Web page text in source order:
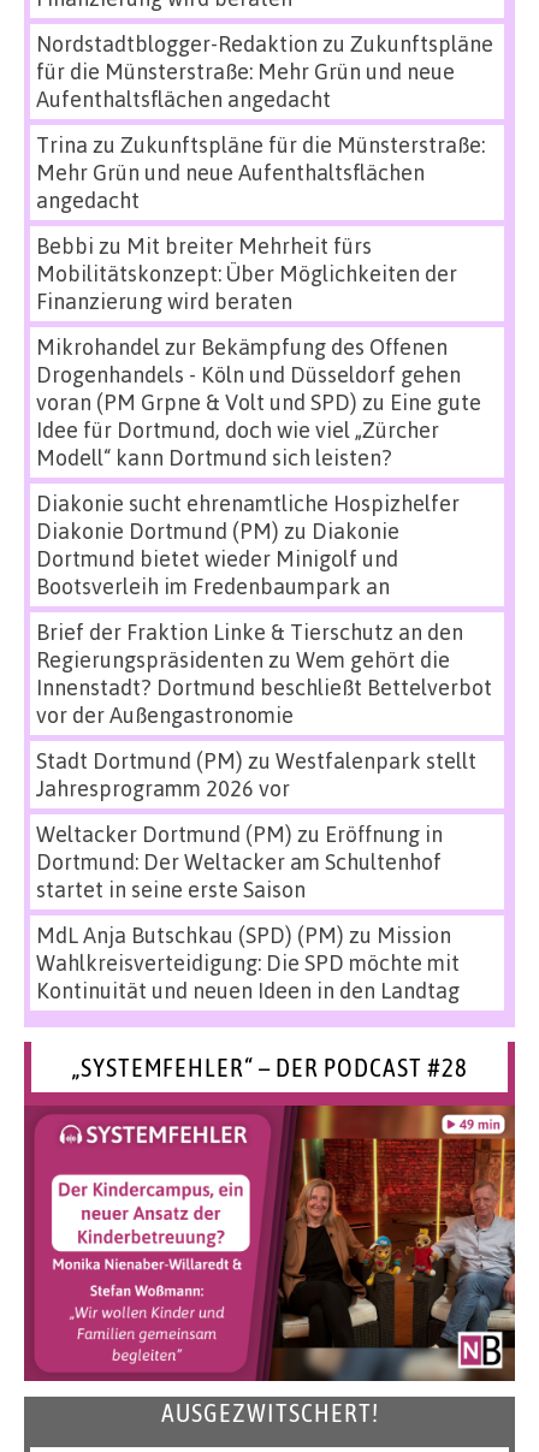
Nordstadtblogger-Redaktion zu Zukunftspläne
für die Münsterstraße: Mehr Grün und neue
Aufenthaltsflächen angedacht
Trina zu Zukunftspläne für die Münsterstraße:
Mehr Grün und neue Aufenthaltsflächen
angedacht
Bebbi zu Mit breiter Mehrheit fürs
Mobilitätskonzept: Über Möglichkeiten der
Finanzierung wird beraten
Mikrohandel zur Bekämpfung des Offenen
Drogenhandels - Köln und Düsseldorf gehen
voran (PM Grpne & Volt und SPD) zu Eine gute
Idee für Dortmund, doch wie viel „Zürcher
Modell“ kann Dortmund sich leisten?
Diakonie sucht ehrenamtliche Hospizhelfer
Diakonie Dortmund (PM) zu Diakonie
Dortmund bietet wieder Minigolf und
Bootsverleih im Fredenbaumpark an
Brief der Fraktion Linke & Tierschutz an den
Regierungspräsidenten zu Wem gehört die
Innenstadt? Dortmund beschließt Bettelverbot
vor der Außengastronomie
Stadt Dortmund (PM) zu Westfalenpark stellt
Jahresprogramm 2026 vor
Weltacker Dortmund (PM) zu Eröffnung in
Dortmund: Der Weltacker am Schultenhof
startet in seine erste Saison
MdL Anja Butschkau (SPD) (PM) zu Mission
Wahlkreisverteidigung: Die SPD möchte mit
Kontinuität und neuen Ideen in den Landtag
„SYSTEMFEHLER“ – DER PODCAST #28
AUSGEZWITSCHERT!